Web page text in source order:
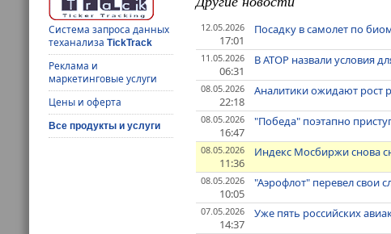
Система запроса данных
теханализаTickTrack
Реклама и
маркетинговые услуги
Цены и оферта
Все продукты и услуги
12.05.2026
17:01
Посадку в самолет по
11.05.2026
06:31
В АТОР назвали условия
08.05.2026
22:18
Аналитики ожидают рост
08.05.2026
16:47
"Победа" поэтапно
08.05.2026
11:36
Индекс Мосбиржи снова
08.05.2026
10:05
"Аэрофлот" перевел свои
07.05.2026
14:37
Уже пять российских